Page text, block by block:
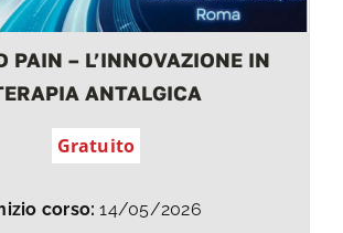
PAIN – L’INNOVAZIONE IN
ANTALGICA
Gratuito
corso:14/05/2026